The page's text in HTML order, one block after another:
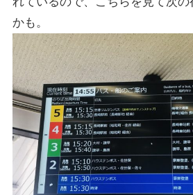
かも。